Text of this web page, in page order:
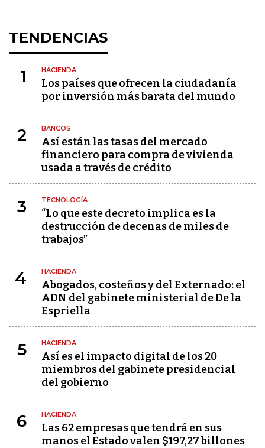
TENDENCIAS
1 HACIENDA
Los países que ofrecen la ciudadanía
por inversión más barata del mundo
2 BANCOS
Así están las tasas del mercado
financiero para compra de vivienda
usada a través de crédito
3 TECNOLOGÍA
“Lo que este decreto implica es la
destrucción de decenas de miles de
trabajos”
4 HACIENDA
Abogados, costeños y del Externado: el
ADN del gabinete ministerial de De la
Espriella
5 HACIENDA
Así es el impacto digital de los 20
miembros del gabinete presidencial
del gobierno
6 HACIENDA
Las 62 empresas que tendrá en sus
manos el Estado valen $197,27 billones